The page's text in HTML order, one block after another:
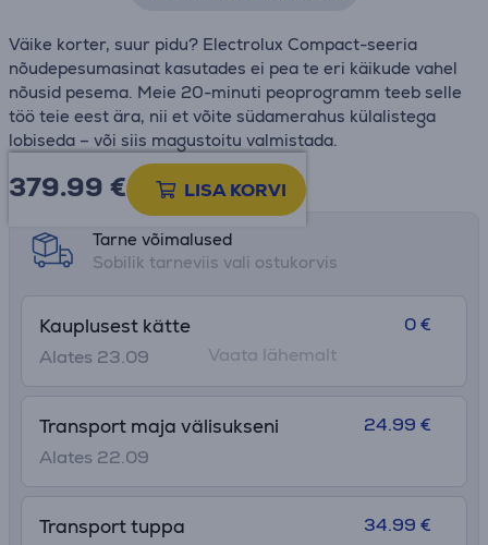
Väike korter, suur pidu? Electrolux Compact-seeria
nõudepesumasinat kasutades ei pea te eri käikude vahel
nõusid pesema. Meie 20-minuti peoprogramm teeb selle
töö teie eest ära, nii et võite südamerahus külalistega
lobiseda – või siis magustoitu valmistada.
379.99 € LISA KORVI
Toote teabeleht
Tarne võimalused
Sobilik tarneviis vali ostukorvis
Kauplusest kätte
Alates 23.09
0 €
Vaata lähemalt
Transport maja välisukseni
Alates 22.09
24.99 €
Transport tuppa 34.99 €